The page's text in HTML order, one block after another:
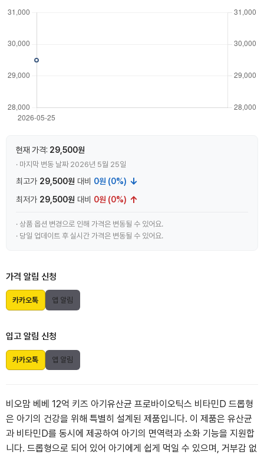
현재 가격: 29,500원
· 마지막 변동 날짜 2026년 5월 25일
최고가 29,500원 대비 0원 (0%) ↓
최저가 29,500원 대비 0원 (0%) ↑
· 상품 옵션 변경으로 인해 가격은 변동될 수 있어요.
· 당일 업데이트 후 실시간 가격은 변동될 수 있어요.
가격 알림 신청
카카오톡 앱 알림
입고 알림 신청
카카오톡 앱 알림
비오맘 베베 12억 키즈 아기유산균 프로바이오틱스 비타민D 드롭형
은 아기의 건강을 위해 특별히 설계된 제품입니다. 이 제품은 유산균
과 비타민D를 동시에 제공하여 아기의 면역력과 소화 기능을 지원합
니다. 드롭형으로 되어 있어 아기에게 쉽게 먹일 수 있으며, 거부감 없